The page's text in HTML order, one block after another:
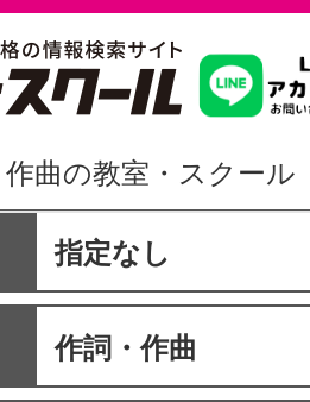
習いたいこ
スクールを
駅・路線か
曲の教室・スクール
指定なし
作詞・作曲